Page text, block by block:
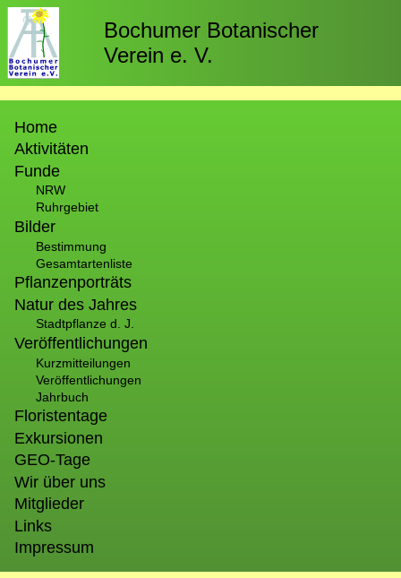
Direkt
zum
Inhalt
Bochumer Botanischer
Verein e. V.
Home
Aktivitäten
Funde
NRW
Ruhrgebiet
Bilder
Bestimmung
Gesamtartenliste
Pflanzenporträts
Natur des Jahres
Stadtpflanze d. J.
Veröffentlichungen
Kurzmitteilungen
Veröffentlichungen
Jahrbuch
Floristentage
Exkursionen
GEO-Tage
Wir über uns
Mitglieder
Links
Impressum